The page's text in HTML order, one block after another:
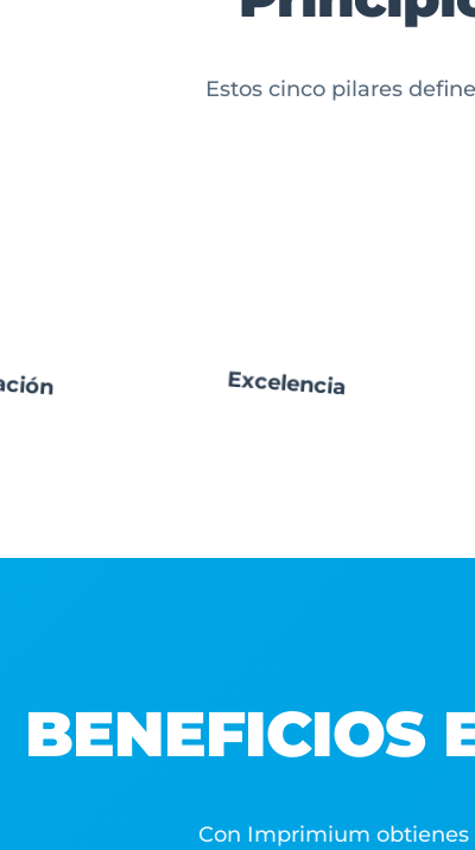
Estos cinco pilares
Excelencia
BENEFICIOS
Con Imprimium obtienes